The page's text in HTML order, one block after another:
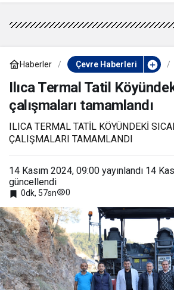
Haberler Çevre Haberleri
Ilıca Termal Tatil
çalışmaları tamamlandı
ILICA TERMAL TATİL KÖYÜNDEKİ
ÇALIŞMALARI TAMAMLANDI
14 Kasım 2024, 09:00 yayınlandı 14
güncellendi
0dk, 57sn 0